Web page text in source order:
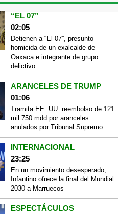
“EL 07”
02:05
Detienen a “El 07”, presunto
homicida de un exalcalde de
Oaxaca e integrante de grupo
delictivo
ARANCELES DE TRUMP
01:06
Tramita EE. UU. reembolso de 121
mil 750 mdd por aranceles
anulados por Tribunal Supremo
INTERNACIONAL
23:25
En un movimiento desesperado,
Infantino ofrece la final del Mundial
2030 a Marruecos
ESPECTÁCULOS